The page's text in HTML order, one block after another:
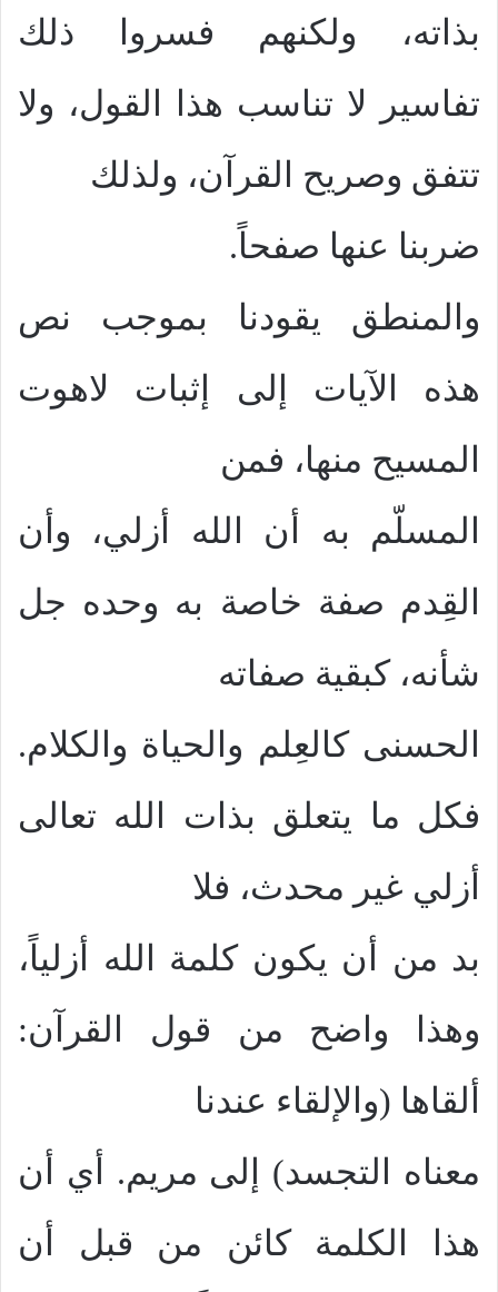
بذاته، ولكنهم فسروا ذلك
تفاسير لا تناسب هذا القول، ولا
تتفق وصريح القرآن، ولذلك
ضربنا عنها صفحاً.
والمنطق يقودنا بموجب نص
هذه الآيات إلى إثبات لاهوت
المسيح منها، فمن
المسلّم به أن الله أزلي، وأن
القِدم صفة خاصة به وحده جل
شأنه، كبقية صفاته
الحسنى كالعِلم والحياة والكلام.
فكل ما يتعلق بذات الله تعالى
أزلي غير محدث، فلا
بد من أن يكون كلمة الله أزلياً،
وهذا واضح من قول القرآن:
ألقاها (والإلقاء عندنا
معناه التجسد) إلى مريم. أي أن
هذا الكلمة كائن من قبل أن